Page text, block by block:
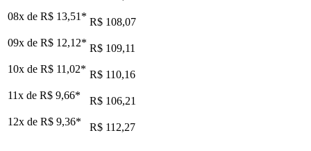
08x de R$ 13,51 * R$ 108,07
09x de R$ 12,12* R$ 109,11
10x de R$ 11,02* R$ 110,16
11x de R$ 9,66*
R$ 106,21
12x de R$ 9,36* R$ 112,27